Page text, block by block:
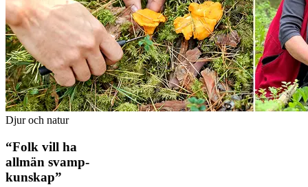
Djur och natur
“Folk vill ha
allmän svamp­
kunskap”